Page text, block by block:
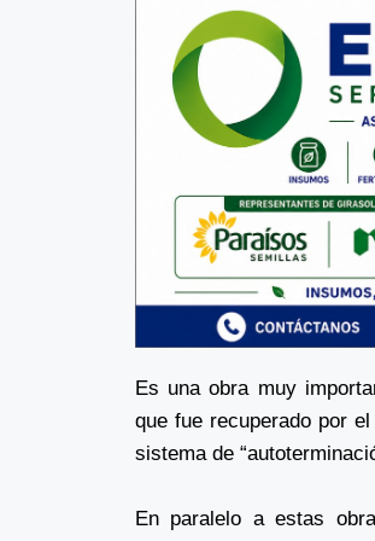
Es una obra muy
que fue recuperado por
sistema de
En paralelo a estas